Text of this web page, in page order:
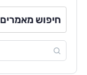
חיפוש מאמרים